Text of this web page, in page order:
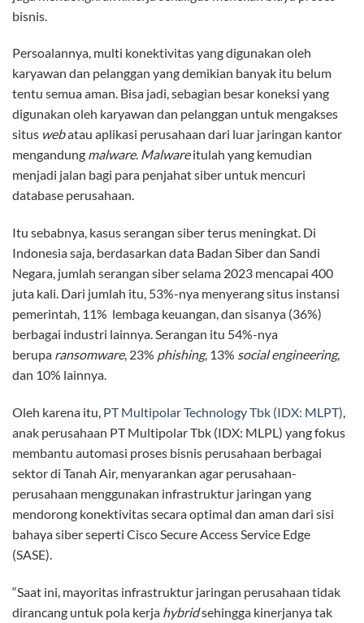
bisnis.
Persoalannya, multi konektivitas yang digunakan oleh
karyawan dan pelanggan yang demikian banyak itu belum
tentu semua aman. Bisa jadi, sebagian besar koneksi yang
digunakan oleh karyawan dan pelanggan untuk mengakses
situs webatau aplikasi perusahaan dari luar jaringan kantor
mengandung malware. Malwareitulah yang kemudian
menjadi jalan bagi para penjahat siber untuk mencuri
database perusahaan.
Itu sebabnya, kasus serangan siber terus meningkat. Di
Indonesia saja, berdasarkan data Badan Siber dan Sandi
Negara, jumlah serangan siber selama 2023 mencapai 400
juta kali. Dari jumlah itu, 53%-nya menyerang situs instansi
pemerintah, 11% lembaga keuangan, dan sisanya (36%)
berbagai industri lainnya. Serangan itu 54%-nya
berupa ransomware, 23% phishing, 13% social engineering,
dan 10% lainnya.
Oleh karena itu, PT Multipolar Technology Tbk (IDX: MLPT),
anak perusahaan PT Multipolar Tbk (IDX: MLPL) yang fokus
membantu automasi proses bisnis perusahaan berbagai
sektor di Tanah Air, menyarankan agar perusahaan-
perusahaan menggunakan infrastruktur jaringan yang
mendorong konektivitas secara optimal dan aman dari sisi
bahaya siber seperti Cisco Secure Access Service Edge
(SASE).
“Saat ini, mayoritas infrastruktur jaringan perusahaan tidak
dirancang untuk pola kerja hybridsehingga kinerjanya tak